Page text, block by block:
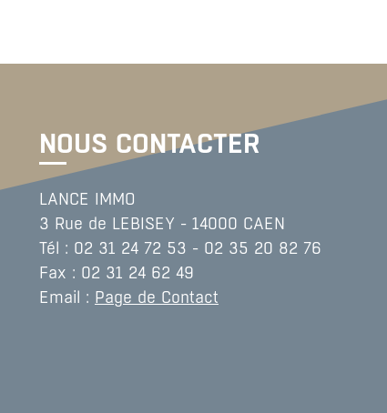
NOUS CONTACTER
LANCE IMMO
3 Rue de LEBISEY - 14000 CAEN
Tél : 02 31 24 72 53 - 02 35 20 82 76
Fax : 02 31 24 62 49
Email : Page de Contact